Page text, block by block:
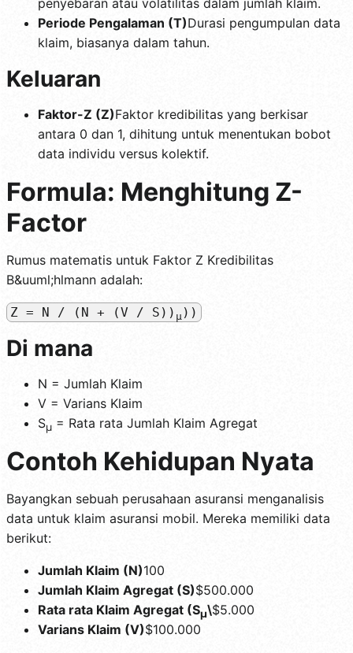
Periode Pengalaman (T)Durasi pengumpulan data
klaim, biasanya dalam tahun.
Keluaran
Faktor-Z (Z)Faktor kredibilitas yang berkisar
antara 0 dan 1, dihitung untuk menentukan bobot
data individu versus kolektif.
Formula: Menghitung Z-
Factor
Rumus matematis untuk Faktor Z Kredibilitas
B&uuml;hlmann adalah:
Z = N / (N + (V / S)) µ ))
Di mana
N = Jumlah Klaim
V = Varians Klaim
Sµ = Rata rata Jumlah Klaim Agregat
Contoh Kehidupan Nyata
Bayangkan sebuah perusahaan asuransi menganalisis
data untuk klaim asuransi mobil. Mereka memiliki data
berikut:
Jumlah Klaim (N)100
Jumlah Klaim Agregat (S)$500.000
Rata rata Klaim Agregat (Sµ\$5.000
Varians Klaim (V)$100.000